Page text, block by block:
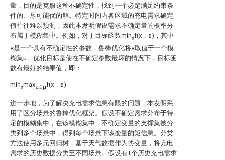
量，目的是克服这种不确定性，找到一个必定满足约束条
件的、尽可能优的解。特定时间内各区域的充电需求确定
值往往难以预测，因此本发明假设需求不确定量的概率分
布属于模糊集中。例如，对于目标函数minxf(x，ε)，其中
ε是一个具有不确定性的参数，鲁棒优化将ε取值于一个模
糊集μ，优化目标是使在不确定参数最坏的情况下，目标函
数有最好的结果值，即：
minxmaxε∈μf(x，ε)
进一步地，为了解决充电需求信息有限的问题，本发明采
用了区分场景的鲁棒优化框架。假设不确定需求分布于特
定的模糊集中，在该模糊集中，不确定变量的支撑集被分
类到多个场景中，得到每个场景下该变量的矩信息。分类
方法使用多元回归树，基于天气数据作为协变量，将充电
需求的历史数据分类至不同场景。假设有T个历史充电需求